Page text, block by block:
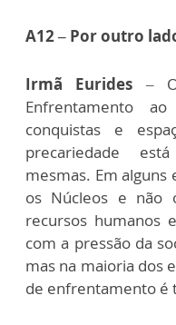
A12 – Por outro
Irmã Eurides –
Enfrentamento
conquistas e
precariedade
mesmas. Em
os Núcleos e não
recursos humanos
com a pressão da
mas na maioria dos
de enfrentamento é